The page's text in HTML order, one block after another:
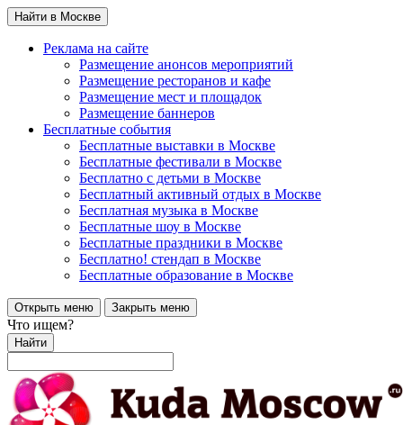
Найти в Москве
Реклама на сайте
Размещение анонсов мероприятий
Размещение ресторанов и кафе
Размещение мест и площадок
Размещение баннеров
Бесплатные события
Бесплатные выставки в Москве
Бесплатные фестивали в Москве
Бесплатно с детьми в Москве
Бесплатный активный отдых в Москве
Бесплатная музыка в Москве
Бесплатные шоу в Москве
Бесплатные праздники в Москве
Бесплатно! стендап в Москве
Бесплатные образование в Москве
Открыть меню Закрыть меню
Что ищем?
Найти